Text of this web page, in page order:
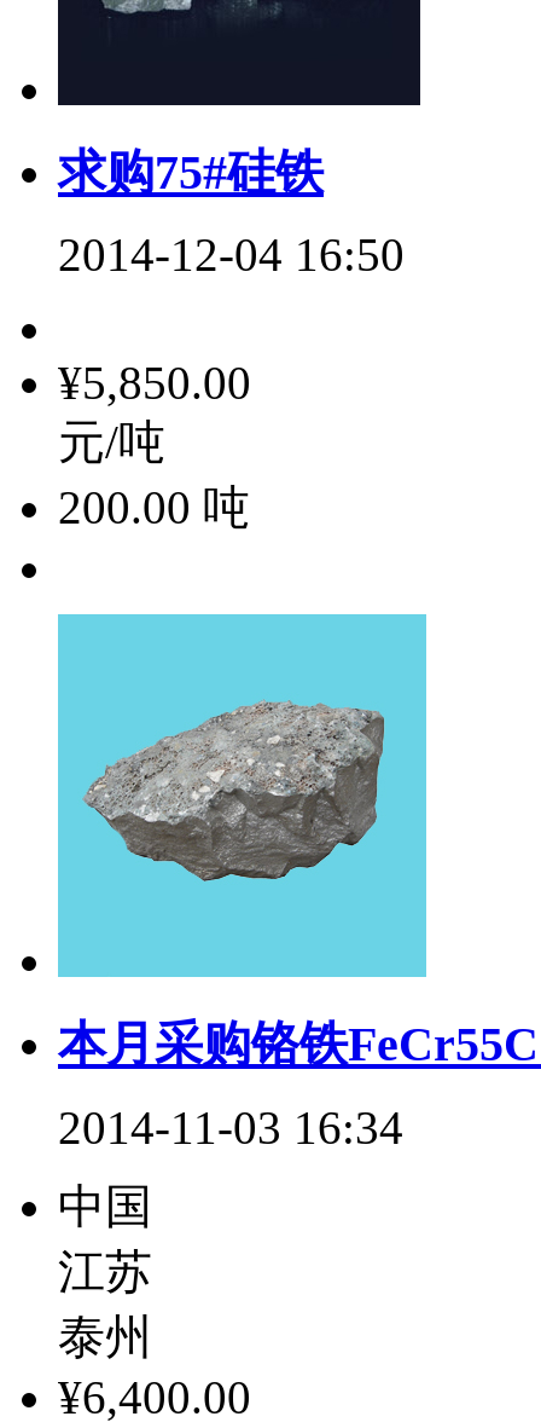
求购75#硅铁
2014-12-04 16:50
¥5,850.00
元/吨
200.00 吨
本月采购铬铁
2014-11-03 16:34
中国
江苏
泰州
¥6,400.00